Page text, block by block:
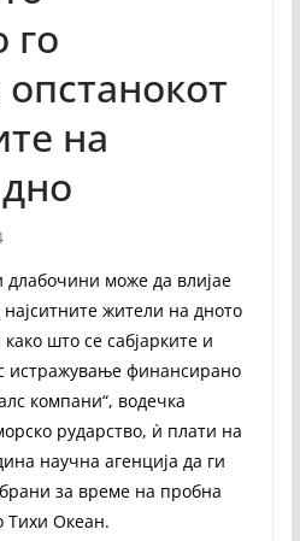
го
опстанокот
на
длабочини може да влијае
жители на дното
што се сабјарките и
истражување финансирано
компани“, водечка
рударство, ѝ плати на
научна агенција да ги
за време на пробна
Тихи Океан.